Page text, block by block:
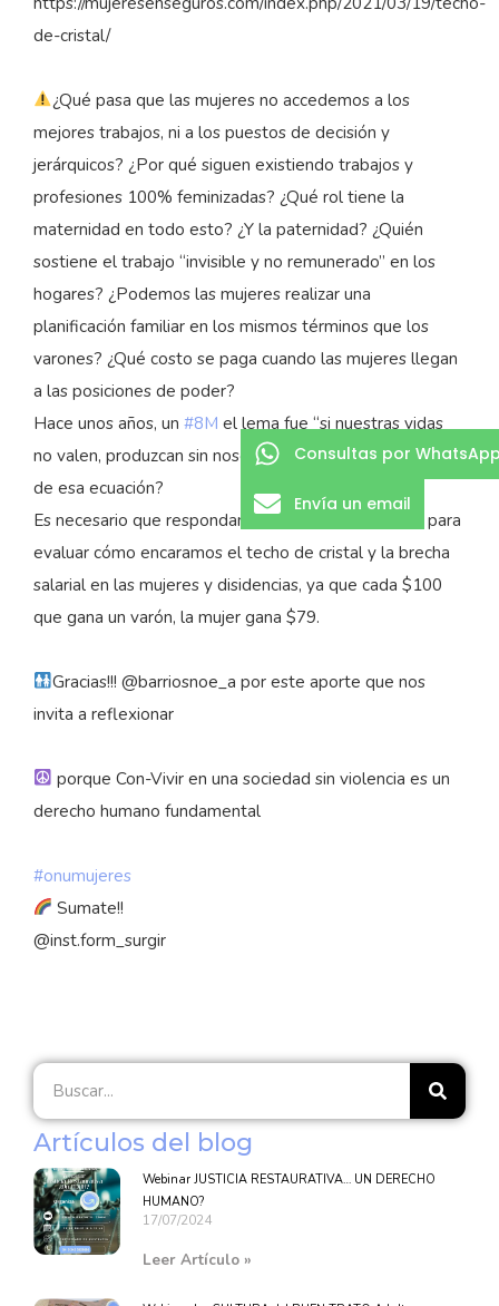
de-cristal/
¿Qué pasa que las mujeres no accedemos a los
mejores trabajos, ni a los puestos de decisión y
jerárquicos? ¿Por qué siguen existiendo trabajos y
profesiones 100% feminizadas? ¿Qué rol tiene la
maternidad en todo esto? ¿Y la paternidad? ¿Quién
sostiene el trabajo “invisible y no remunerado” en los
hogares? ¿Podemos las mujeres realizar una
planificación familiar en los mismos términos que los
varones? ¿Qué costo se paga cuando las mujeres llegan
a las posiciones de poder?
Hace unos años, un #8M el lema fue “si nuestras vidas
no valen, produzcan sin nosotras”. ¿Qué pasaría si salimos
de esa ecuación?
Es necesario que respondamos estos interrogantes para
evaluar cómo encaramos el techo de cristal y la brecha
salarial en las mujeres y disidencias, ya que cada $100
que gana un varón, la mujer gana $79.
Gracias!!! @barriosnoe_a por este aporte que nos
invita a reflexionar
porque Con-Vivir en una sociedad sin violencia es un
derecho humano fundamental
#onumujeres
Sumate!!
@inst.form_surgir
Artículos del blog
Webinar JUSTICIA RESTAURATIVA… UN DERECHO
HUMANO?
17/07/2024
Leer Artículo »
Consultas por
Envía un email